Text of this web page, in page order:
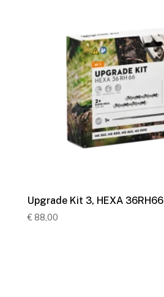
Upgrade Kit 3, HEXA 36RH66
€ 88,00